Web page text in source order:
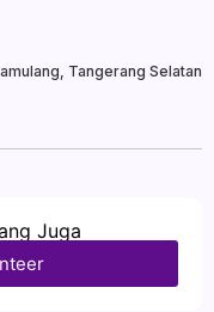
Tangerang Selatan
Juga